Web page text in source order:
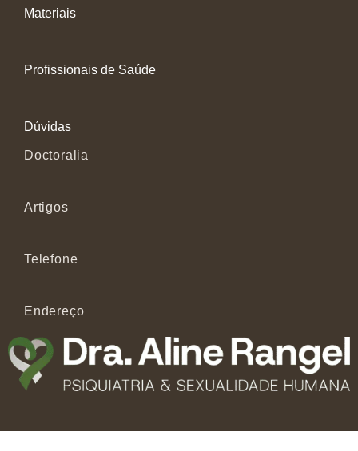
Materiais
Profissionais de Saúde
Dúvidas
Doctoralia
Artigos
Telefone
Endereço